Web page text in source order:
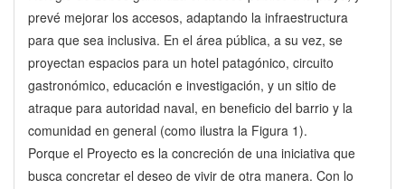
prevé mejorar los accesos, adaptando la infraestructura
para que sea inclusiva. En el área pública, a su vez, se
proyectan espacios para un hotel patagónico, circuito
gastronómico, educación e investigación, y un sitio de
atraque para autoridad naval, en beneficio del barrio y la
comunidad en general (como ilustra la Figura 1).
Porque el Proyecto es la concreción de una iniciativa que
busca concretar el deseo de vivir de otra manera. Con lo